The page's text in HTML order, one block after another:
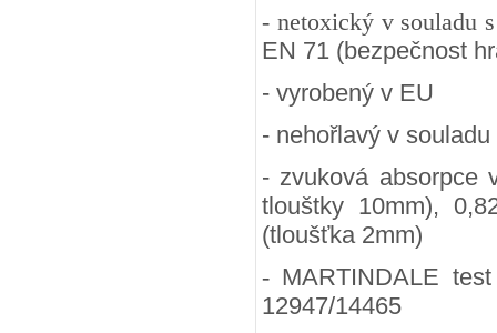
- netoxický v souladu
EN 71 (bezpečnost
- vyrobený v EU
- nehořlavý v
- zvuková absorpce
tlouštky 10mm),
(tloušťka 2mm)
- MARTINDALE
12947/14465